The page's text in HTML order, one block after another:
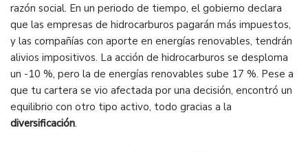
razón social. En un periodo de tiempo, el gobierno declara
que las empresas de hidrocarburos pagarán más impuestos,
y las compañías con aporte en energías renovables, tendrán
alivios impositivos. La acción de hidrocarburos se desploma
un -10 %, pero la de energías renovables sube 17 %. Pese a
que tu cartera se vio afectada por una decisión, encontró un
equilibrio con otro tipo activo, todo gracias a la
diversificación.